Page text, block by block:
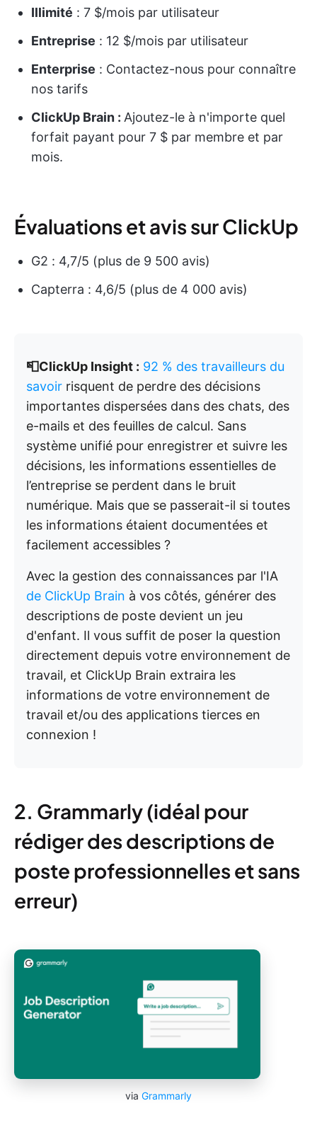
Illimité : 7 $/mois par utilisateur
Entreprise : 12 $/mois par utilisateur
Enterprise : Contactez-nous pour connaître
nos tarifs
ClickUp Brain : Ajoutez-le à n'importe quel
forfait payant pour 7 $ par membre et par
mois.
Évaluations et avis sur ClickUp
G2 : 4,7/5 (plus de 9 500 avis)
Capterra : 4,6/5 (plus de 4 000 avis)
📮ClickUp Insight : 92 % des travailleurs du
savoir risquent de perdre des décisions
importantes dispersées dans des chats, des
e-mails et des feuilles de calcul. Sans
système unifié pour enregistrer et suivre les
décisions, les informations essentielles de
l’entreprise se perdent dans le bruit
numérique. Mais que se passerait-il si toutes
les informations étaient documentées et
facilement accessibles ?
Avec la gestion des connaissances par l'IA
de ClickUp Brain à vos côtés, générer des
descriptions de poste devient un jeu
d'enfant. Il vous suffit de poser la question
directement depuis votre environnement de
travail, et ClickUp Brain extraira les
informations de votre environnement de
travail et/ou des applications tierces en
connexion !
2. Grammarly (idéal pour
rédiger des descriptions de
poste professionnelles et sans
erreur)
via Grammarly